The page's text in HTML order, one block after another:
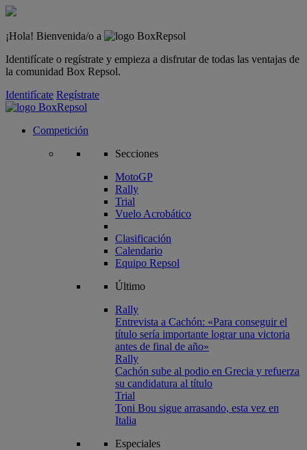
¡Hola! Bienvenida/o a
Identifícate o regístrate y empieza a disfrutar de todas las ventajas de
la comunidad Box Repsol.
Identifícate Regístrate
Competición
Secciones
MotoGP
Rally
Trial
Vuelo Acrobático
Clasificación
Calendario
Equipo Repsol
Último
Rally
Entrevista a Cachón: «Para conseguir el
título sería importante lograr una victoria
antes de final de año»
Rally
Cachón sube al podio en Grecia y refuerza
su candidatura al título
Trial
Toni Bou sigue arrasando, esta vez en
Italia
Especiales